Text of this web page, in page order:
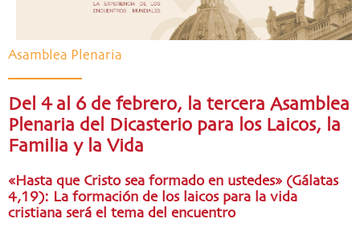
Asamblea Plenaria
Del 4 al 6 de febrero, la tercera Asamblea
Plenaria del Dicasterio para los Laicos, la
Familia y la Vida
«Hasta que Cristo sea formado en ustedes» (Gálatas
4,19): La formación de los laicos para la vida
cristiana será el tema del encuentro